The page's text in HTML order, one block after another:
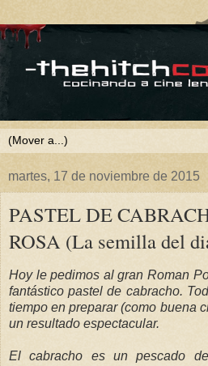
martes, 17 de noviembre de 2015
PASTEL DE
ROSA (La semilla del
Hoy le pedimos al gran Roman
fantástico pastel de cabracho.
tiempo en preparar (como buena
un resultado espectacular.
El cabracho es un pescado